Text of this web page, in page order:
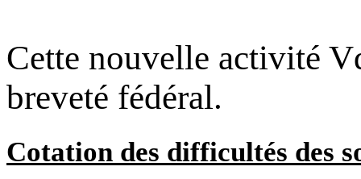
Cette nouvelle activité
breveté fédéral.
Cotation des difficultés des